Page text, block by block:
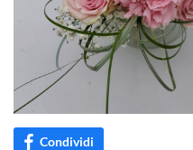
Condividi